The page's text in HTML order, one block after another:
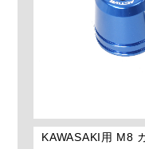
KAWASAKI用 M8